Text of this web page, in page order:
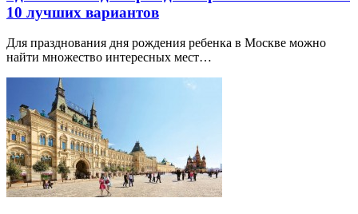
10 лучших вариантов
Для празднования дня рождения ребенка в Москве можно
найти множество интересных мест…